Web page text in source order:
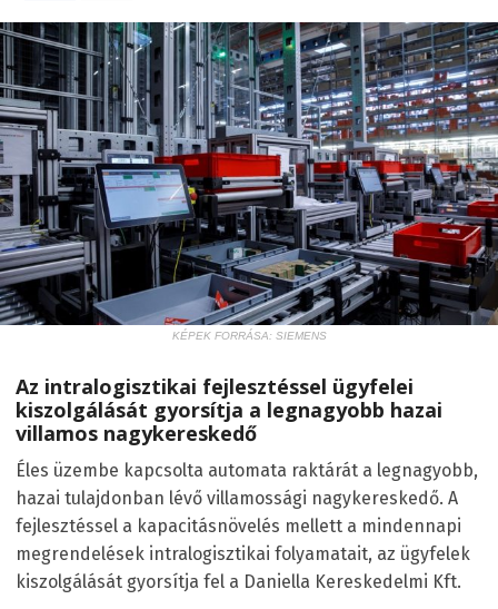
KÉPEK FORRÁSA: SIEMENS
Az intralogisztikai fejlesztéssel ügyfelei
kiszolgálását gyorsítja a legnagyobb hazai
villamos nagykereskedő
Éles üzembe kapcsolta automata raktárát a legnagyobb,
hazai tulajdonban lévő villamossági nagykereskedő. A
fejlesztéssel a kapacitásnövelés mellett a mindennapi
megrendelések intralogisztikai folyamatait, az ügyfelek
kiszolgálását gyorsítja fel a Daniella Kereskedelmi Kft.